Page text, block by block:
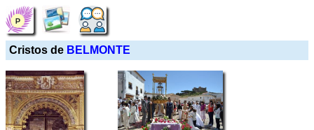
Cristos de BELMONTE